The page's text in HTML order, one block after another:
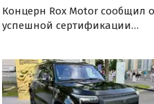
Концерн Rox Motor сообщил
успешной сертификации
Модель получила Одобрение
типа транспортного
(ОТТС), позволяющее